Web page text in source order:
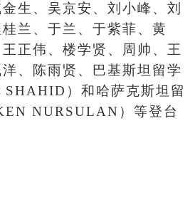
生、吴京安、刘小峰、刘
兰、于兰、于紫菲、黄
正伟、楼学贤、周帅、王
、陈雨贤、巴基斯坦留学
SHAHID）和哈萨克斯坦留
NURSULAN）等登台